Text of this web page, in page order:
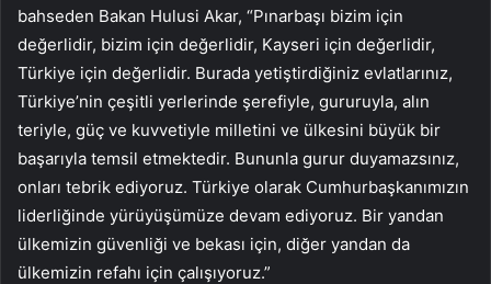
bahseden Bakan Hulusi Akar, “Pınarbaşı bizim için
değerlidir, bizim için değerlidir, Kayseri için değerlidir,
Türkiye için değerlidir. Burada yetiştirdiğiniz evlatlarınız,
Türkiye’nin çeşitli yerlerinde şerefiyle, gururuyla, alın
teriyle, güç ve kuvvetiyle milletini ve ülkesini büyük bir
başarıyla temsil etmektedir. Bununla gurur duyamazsınız,
onları tebrik ediyoruz. Türkiye olarak Cumhurbaşkanımızın
liderliğinde yürüyüşümüze devam ediyoruz. Bir yandan
ülkemizin güvenliği ve bekası için, diğer yandan da
ülkemizin refahı için çalışıyoruz.”